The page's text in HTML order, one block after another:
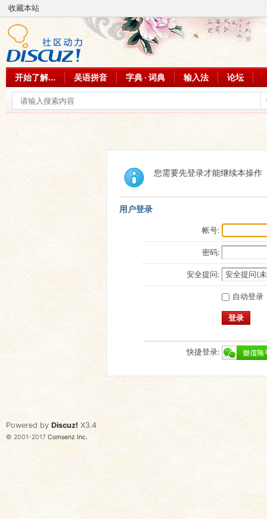
收藏本站
开始了解... 吴语拼音 字典 · 词典 输入法 论坛
您需要先登录才能继续本操作
用户登录
帐号:
密码:
安全提问:
自动登录
登录
快捷登录:
Powered by Discuz! X3.4
© 2001-2017 Comsenz Inc.